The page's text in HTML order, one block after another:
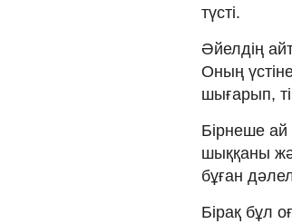
түсті.
Әйелдің
Оның
шығарып,
Бірнеше ай
шыққаны
бұған
Бірақ бұл